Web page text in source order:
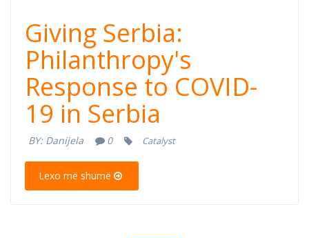
Giving Serbia:
Philanthropy's
Response to
COVID-19 in
Serbia
Giving Serbia:
Philanthropy's
Response to COVID-
19 in Serbia
BY: Danijela 0 Catalyst
Lexo më shumë